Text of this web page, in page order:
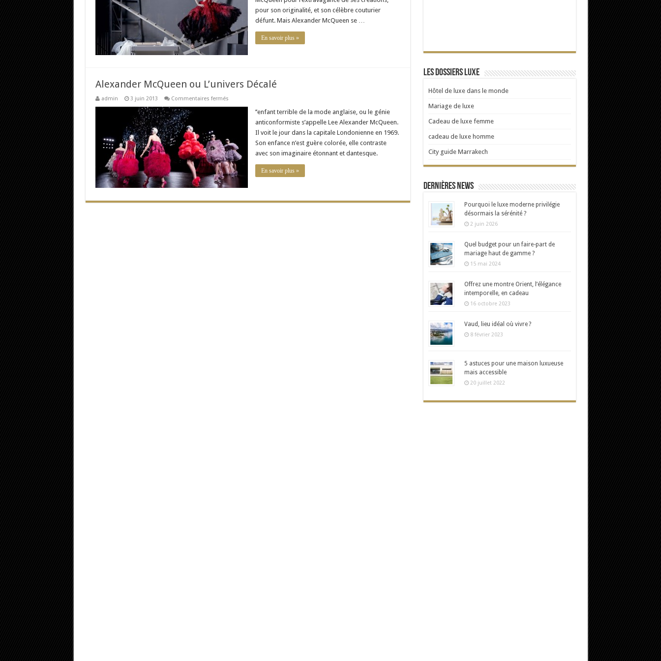
vue
pour son originalité, et son célèbre couturier
défunt. Mais Alexander McQueen se …
En savoir plus »
Alexander McQueen ou L’univers Décalé
admin 3 juin 2013 Commentaires ferméssur
’’enfant terrible de la mode anglaise, ou le génie
anticonformiste s’appelle Lee Alexander McQueen.
Il voit le jour dans la capitale Londonienne en 1969.
Son enfance n’est guère colorée, elle contraste
avec son imaginaire étonnant et dantesque.
En savoir plus »
Les dossiers Luxe
Hôtel de luxe dans le monde
Mariage de luxe
Cadeau de luxe femme
cadeau de luxe homme
City guide Marrakech
Dernières news
Pourquoi le luxe moderne privilégie
désormais la sérénité ?
2 juin 2026
Quel budget pour un faire-part de
mariage haut de gamme ?
15 mai 2024
Offrez une montre Orient, l’élégance
intemporelle, en cadeau
16 octobre 2023
Vaud, lieu idéal où vivre ?
8 février 2023
5 astuces pour une maison luxueuse
mais accessible
20 juillet 2022